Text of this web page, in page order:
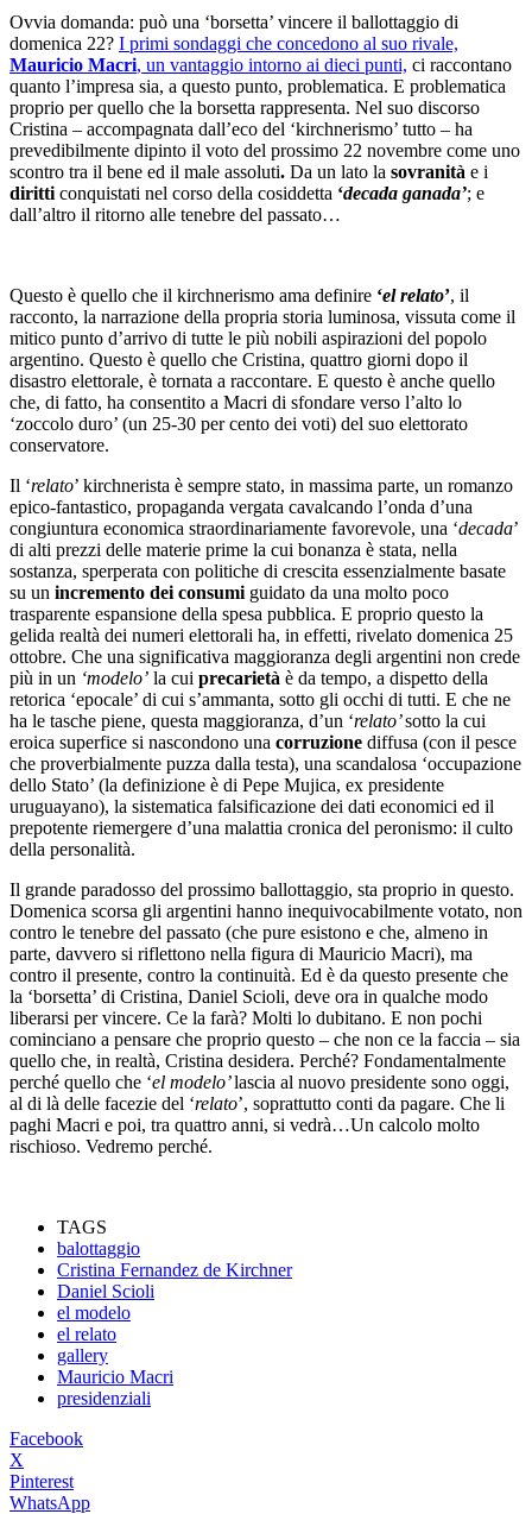
Ovvia domanda: può una ‘borsetta’ vincere il ballottaggio di
domenica 22? I primi sondaggi che concedono al suo rivale,
Mauricio Macri, un vantaggio intorno ai dieci punti, ci raccontano
quanto l’impresa sia, a questo punto, problematica. E problematica
proprio per quello che la borsetta rappresenta. Nel suo discorso
Cristina – accompagnata dall’eco del ‘kirchnerismo’ tutto – ha
prevedibilmente dipinto il voto del prossimo 22 novembre come uno
scontro tra il bene ed il male assoluti. Da un lato la sovranità e i
diritti conquistati nel corso della cosiddetta ‘decada ganada’; e
dall’altro il ritorno alle tenebre del passato…
Questo è quello che il kirchnerismo ama definire ‘el relato’, il
racconto, la narrazione della propria storia luminosa, vissuta come il
mitico punto d’arrivo di tutte le più nobili aspirazioni del popolo
argentino. Questo è quello che Cristina, quattro giorni dopo il
disastro elettorale, è tornata a raccontare. E questo è anche quello
che, di fatto, ha consentito a Macri di sfondare verso l’alto lo
‘zoccolo duro’ (un 25-30 per cento dei voti) del suo elettorato
conservatore.
Il ‘relato’ kirchnerista è sempre stato, in massima parte, un romanzo
epico-fantastico, propaganda vergata cavalcando l’onda d’una
congiuntura economica straordinariamente favorevole, una ‘decada’
di alti prezzi delle materie prime la cui bonanza è stata, nella
sostanza, sperperata con politiche di crescita essenzialmente basate
su un incremento dei consumi guidato da una molto poco
trasparente espansione della spesa pubblica. E proprio questo la
gelida realtà dei numeri elettorali ha, in effetti, rivelato domenica 25
ottobre. Che una significativa maggioranza degli argentini non crede
più in un ‘modelo’ la cui precarietà è da tempo, a dispetto della
retorica ‘epocale’ di cui s’ammanta, sotto gli occhi di tutti. E che ne
ha le tasche piene, questa maggioranza, d’un ‘relato’sotto la cui
eroica superfice si nascondono una corruzione diffusa (con il pesce
che proverbialmente puzza dalla testa), una scandalosa ‘occupazione
dello Stato’ (la definizione è di Pepe Mujica, ex presidente
uruguayano), la sistematica falsificazione dei dati economici ed il
prepotente riemergere d’una malattia cronica del peronismo: il culto
della personalità.
Il grande paradosso del prossimo ballottaggio, sta proprio in questo.
Domenica scorsa gli argentini hanno inequivocabilmente votato, non
contro le tenebre del passato (che pure esistono e che, almeno in
parte, davvero si riflettono nella figura di Mauricio Macri), ma
contro il presente, contro la continuità. Ed è da questo presente che
la ‘borsetta’ di Cristina, Daniel Scioli, deve ora in qualche modo
liberarsi per vincere. Ce la farà? Molti lo dubitano. E non pochi
cominciano a pensare che proprio questo – che non ce la faccia – sia
quello che, in realtà, Cristina desidera. Perché? Fondamentalmente
perché quello che ‘el modelo’lascia al nuovo presidente sono oggi,
al di là delle facezie del ‘relato’, soprattutto conti da pagare. Che li
paghi Macri e poi, tra quattro anni, si vedrà…Un calcolo molto
rischioso. Vedremo perché.
TAGS
balottaggio
Cristina Fernandez de Kirchner
Daniel Scioli
el modelo
el relato
gallery
Mauricio Macri
presidenziali
Facebook
X
Pinterest
WhatsApp